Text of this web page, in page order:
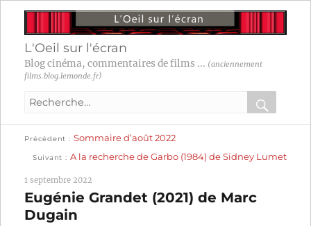
L'Oeil sur l'écran
Blog cinéma, commentaires de films ... (anciennement
films.blog.lemonde.fr)
Recherche
:
OK
Navigation
l’article
Précédent
précédente :
Sommaire d’août 2022
Suivant
suivante :
A la recherche de Garbo (1984) de Sidney Lumet
1 septembre 2022
Eugénie Grandet (2021) de Marc
Dugain